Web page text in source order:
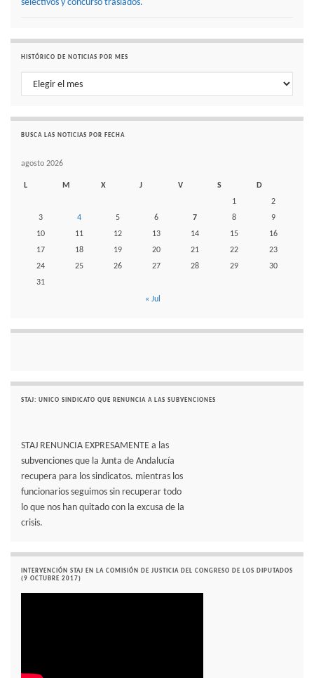
selectivos y concurso traslados.
HISTÓRICO DE NOTICIAS POR MES
Histórico de noticias por mes
BUSCA LAS NOTICIAS POR FECHA
agosto 2026
L M X J V S
D
1
2
3
4 5 6 7 8
9
10
11 12 13 14 15
16
17
18 19 20 21 22
23
24
25 26 27 28 29
30
31
« Jul
STAJ: UNICO SINDICATO QUE RENUNCIA A LAS SUBVENCIONES
STAJ RENUNCIA EXPRESAMENTE a las
subvenciones que la Junta de Andalucía
recupera para los sindicatos. mientras los
funcionarios seguimos sin recuperar todo
lo que nos han quitado con la excusa de la
crisis.
INTERVENCIÓN STAJ EN LA COMISIÓN DE JUSTICIA DEL CONGRESO DE LOS DIPUTADOS
(9 OCTUBRE 2017)